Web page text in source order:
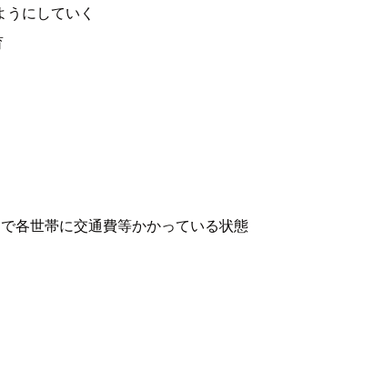
にしていく
各世帯に交通費等かかっている状態